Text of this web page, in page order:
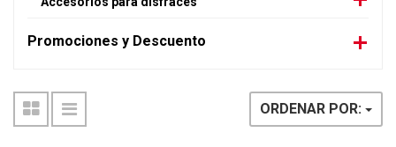
Promociones y Descuento
ORDENAR POR: